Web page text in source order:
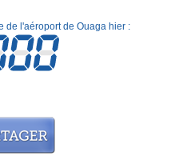
de l'aéroport de Ouaga hier :